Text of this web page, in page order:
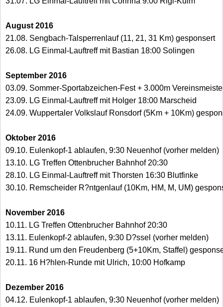
August 2016
21.08. Sengbach-Talsperrenlauf (11, 21, 31 Km) gesponsert
26.08. LG Einmal-Lauftreff mit Bastian 18:00 Solingen
September 2016
03.09. Sommer-Sportabzeichen-Fest + 3.000m
23.09. LG Einmal-Lauftreff mit Holger 18:00 Marscheid
24.09. Wuppertaler Volkslauf Ronsdorf (5Km + 10Km)
Oktober 2016
09.10. Eulenkopf-1 ablaufen, 9:30 Neuenhof (vorher melden)
13.10. LG Treffen Ottenbrucher Bahnhof 20:30
28.10. LG Einmal-Lauftreff mit Thorsten 16:30 Blutfinke
30.10. Remscheider R?ntgenlauf (10Km, HM, M, UM)
November 2016
10.11. LG Treffen Ottenbrucher Bahnhof 20:30
13.11. Eulenkopf-2 ablaufen, 9:30 D?ssel (vorher melden)
19.11. Rund um den Freudenberg (5+10Km, Staffel)
20.11. 16 H?hlen-Runde mit Ulrich, 10:00 Hofkamp
Dezember 2016
04.12. Eulenkopf-1 ablaufen, 9:30 Neuenhof (vorher melden)